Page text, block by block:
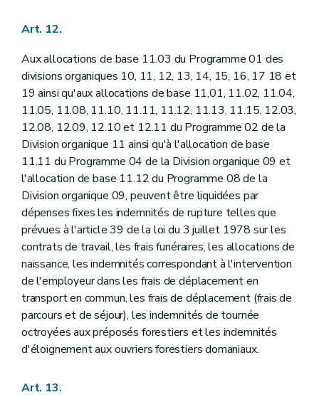
Art. 12.
Aux allocations de base 11.03 du Programme 01 des
divisions organiques 10, 11, 12, 13, 14, 15, 16, 17 18 et
19 ainsi qu'aux allocations de base 11,01, 11.02, 11.04,
11.05, 11.08, 11.10, 11.11, 11.12, 11.13, 11.15, 12.03,
12.08, 12.09, 12.10 et 12.11 du Programme 02 de la
Division organique 11 ainsi qu'à l'allocation de base
11.11 du Programme 04 de la Division organique 09 et
l'allocation de base 11.12 du Programme 08 de la
Division organique 09, peuvent être liquidées par
dépenses fixes les indemnités de rupture telles que
prévues à l'article 39 de la loi du 3 juillet 1978 sur les
contrats de travail, les frais funéraires, les allocations de
naissance, les indemnités correspondant à l'intervention
de l'employeur dans les frais de déplacement en
transport en commun, les frais de déplacement (frais de
parcours et de séjour), les indemnités de tournée
octroyées aux préposés forestiers et les indemnités
d'éloignement aux ouvriers forestiers domaniaux.
Art. 13.